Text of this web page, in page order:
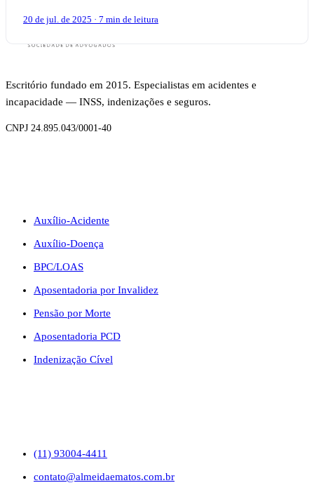
20 de jul. de 2025 · 7 min de leitura
Escritório fundado em 2015. Especialistas em acidentes e
incapacidade — INSS, indenizações e seguros.
CNPJ 24.895.043/0001-40
Auxílio-Acidente
Auxílio-Doença
BPC/LOAS
Aposentadoria por Invalidez
Pensão por Morte
Aposentadoria PCD
Indenização Cível
(11) 93004-4411
contato@almeidaematos.com.br